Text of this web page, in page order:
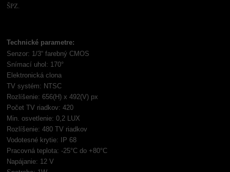
ŠPZ.
Technické parametre:
Senzor: 1/3“ farebný CMOS
Snímací uhol: 170°
Elektronická clona
TV systém: NTSC
Rozlíšenie: 656(H) x 492(V) px
Počet TV riadkov: 420
Min. osvetlenie: 0,2 LUX
Rozlíšenie: 480 TV riadkov
Vodotesné krytie: IP 68
Pracovná teplota: -25°C do +80°C
Napájanie: 12 V